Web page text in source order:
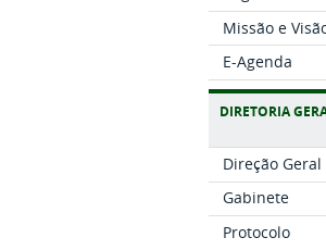
Missão e
E-Agenda
DIRETORIA
Direção Geral
Gabinete
Protocolo